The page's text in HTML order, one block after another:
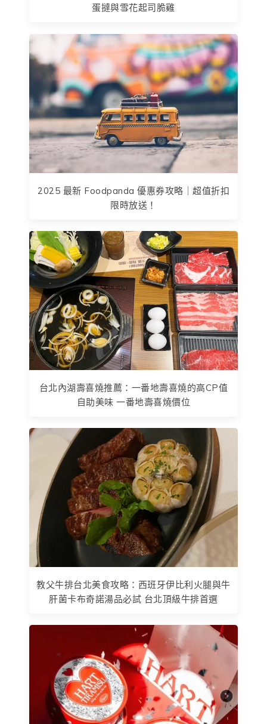
蛋撻與雪花起司脆雞
2025 最新 Foodpanda 優惠券攻略｜超值折扣
限時放送！
台北內湖壽喜燒推薦：一番地壽喜燒的高CP值
自助美味 一番地壽喜燒價位
教父牛排台北美食攻略：西班牙伊比利火腿與牛
肝菌卡布奇諾湯品必試 台北頂級牛排首選